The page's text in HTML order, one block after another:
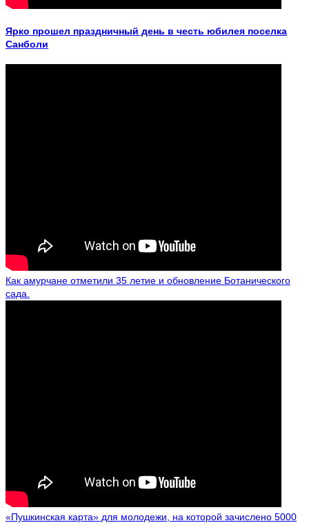
Ярко прошел праздничный день в честь юбилея поселка
Санболи
Как амурчане отметили 35 летие и обновление Ботанического
сада.
«Пушкинская карта» для молодежи, на которой зачислено 5000